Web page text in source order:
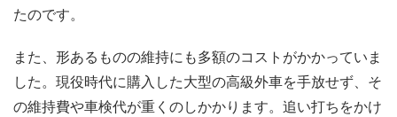
たのです。
また、形あるものの維持にも多額のコストがかかっていま
した。現役時代に購入した大型の高級外車を手放せず、そ
の維持費や車検代が重くのしかかります。追い打ちをかけ